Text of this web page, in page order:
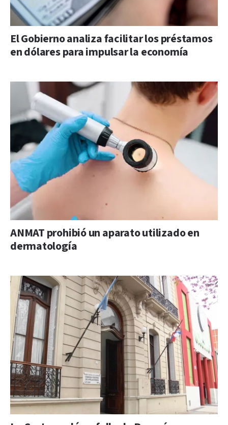
El Gobierno analiza facilitar los préstamos
en dólares para impulsar la economía
ANMAT prohibió un aparato utilizado en
dermatología